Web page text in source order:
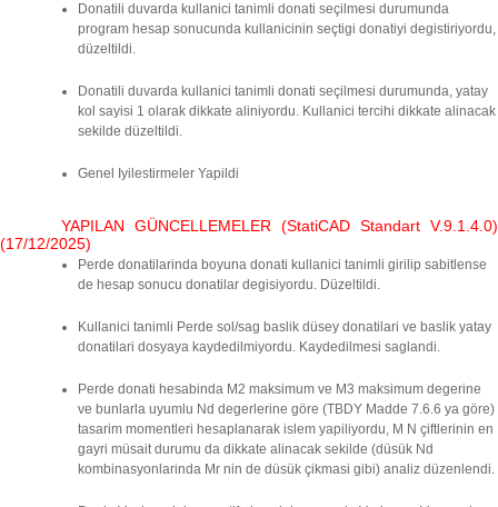
Donatili duvarda kullanici tanimli donati seçilmesi durumunda
program hesap sonucunda kullanicinin seçtigi donatiyi degistiriyordu,
düzeltildi.
Donatili duvarda kullanici tanimli donati seçilmesi durumunda, yatay
kol sayisi 1 olarak dikkate aliniyordu. Kullanici tercihi dikkate alinacak
sekilde düzeltildi.
Genel Iyilestirmeler Yapildi
YAPILAN GÜNCELLEMELER (StatiCAD Standart V.9.1.4.0)
(17/12/2025)
Perde donatilarinda boyuna donati kullanici tanimli girilip sabitlense
de hesap sonucu donatilar degisiyordu. Düzeltildi.
Kullanici tanimli Perde sol/sag baslik düsey donatilari ve baslik yatay
donatilari dosyaya kaydedilmiyordu. Kaydedilmesi saglandi.
Perde donati hesabinda M2 maksimum ve M3 maksimum degerine
ve bunlarla uyumlu Nd degerlerine göre (TBDY Madde 7.6.6 ya göre)
tasarim momentleri hesaplanarak islem yapiliyordu, M N çiftlerinin en
gayri müsait durumu da dikkate alinacak sekilde (düsük Nd
kombinasyonlarinda Mr nin de düsük çikmasi gibi) analiz düzenlendi.